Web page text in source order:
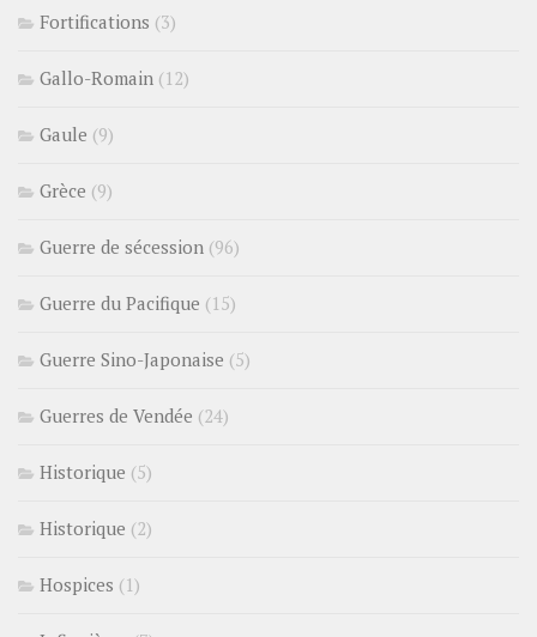
Fortifications (3)
Gallo-Romain (12)
Gaule (9)
Grèce (9)
Guerre de sécession (96)
Guerre du Pacifique (15)
Guerre Sino-Japonaise (5)
Guerres de Vendée (24)
Historique (5)
Historique (2)
Hospices (1)